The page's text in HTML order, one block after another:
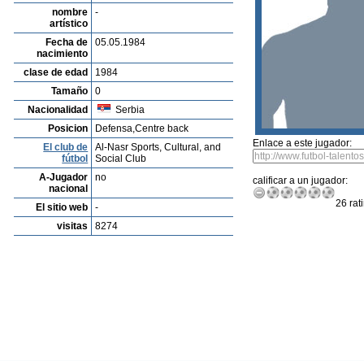
nombre
artístico
-
Fecha de
nacimiento
05.05.1984
clase de edad
1984
Tamaño
0
Nacionalidad
Serbia
Posicion
Defensa,Centre back
El club de
fútbol
Al-Nasr Sports, Cultural, and
Social Club
A-Jugador
nacional
no
El sitio web
-
visitas
8274
Enlace a este jugador:
calificar a un jugador:
26